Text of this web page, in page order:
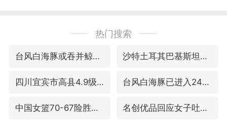
热门搜索
台风白海豚或吞并鲸鱼 登陆地点更新 沙特土耳其巴基斯坦签署共同防务协议
四川宜宾市高县4.9级地震致1人死亡 台风白海豚已进入24小时警戒线
中国女篮70-67险胜尼日利亚女篮 名创优品回应女子吐槽内裤质量差